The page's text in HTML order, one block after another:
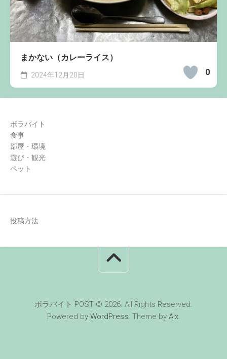
まかない（カレーライス）
0
2024年12月20日
ボラバイト
食事
部屋・環境
遊び・観光
ペット
投稿方法
ボラバイト POST © 2026. All Rights Reserved.
Powered by WordPress. Theme by Alx.